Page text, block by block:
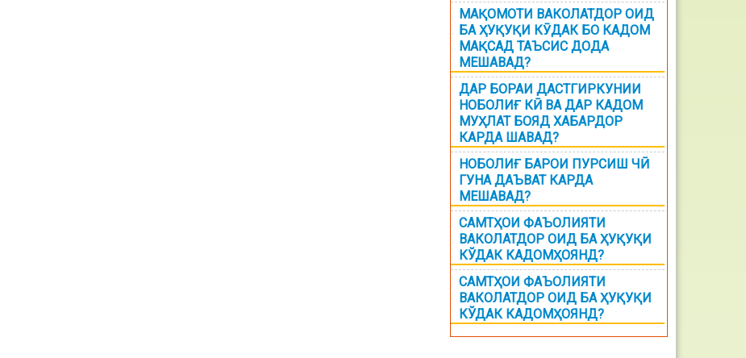
МАҚОМОТИ ВАКОЛАТДОР ОИД
БА ҲУҚУҚИ КӮДАК БО КАДОМ
МАҚСАД ТАЪСИС ДОДА
МЕШАВАД?
ДАР БОРАИ ДАСТГИРКУНИИ
НОБОЛИҒ КӢ ВА ДАР КАДОМ
МУҲЛАТ БОЯД ХАБАРДОР
КАРДА ШАВАД?
НОБОЛИҒ БАРОИ ПУРСИШ ЧӢ
ГУНА ДАЪВАТ КАРДА
МЕШАВАД?
САМТҲОИ ФАЪОЛИЯТИ
ВАКОЛАТДОР ОИД БА ҲУҚУҚИ
КЎДАК КАДОМҲОЯНД?
САМТҲОИ ФАЪОЛИЯТИ
ВАКОЛАТДОР ОИД БА ҲУҚУҚИ
КЎДАК КАДОМҲОЯНД?